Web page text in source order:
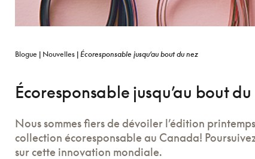
Blogue | Nouvelles | Écoresponsable jusqu’au bout du nez
Écoresponsable jusqu’au bout du
Nous sommes fiers de dévoiler l’édition
collection écoresponsable au Canada!
sur cette innovation mondiale.